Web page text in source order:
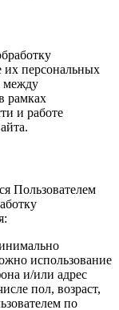
их персональных
между
рамках
и работе
Пользователем
использование
и/или адрес
пол, возраст,
по